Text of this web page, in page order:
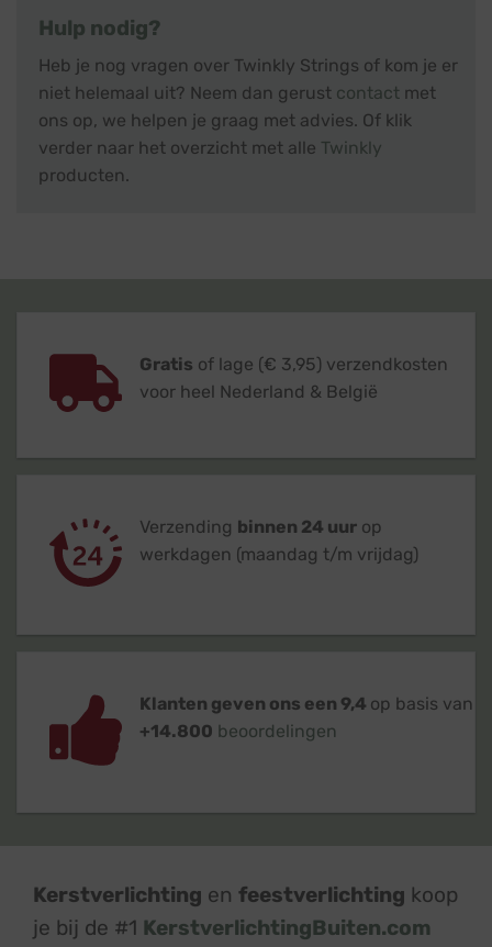
Hulp nodig?
Heb je nog vragen over Twinkly Strings of kom je er
niet helemaal uit? Neem dan gerust contact met
ons op, we helpen je graag met advies. Of klik
verder naar het overzicht met alle Twinkly
producten.
Gratis of lage (€ 3,95) verzendkosten
voor heel Nederland & België
Verzending binnen 24 uur op
werkdagen (maandag t/m vrijdag)
Klanten geven ons een 9,4 op basis van
+14.800 beoordelingen
Kerstverlichting en feestverlichting koop
je bij de #1 KerstverlichtingBuiten.com